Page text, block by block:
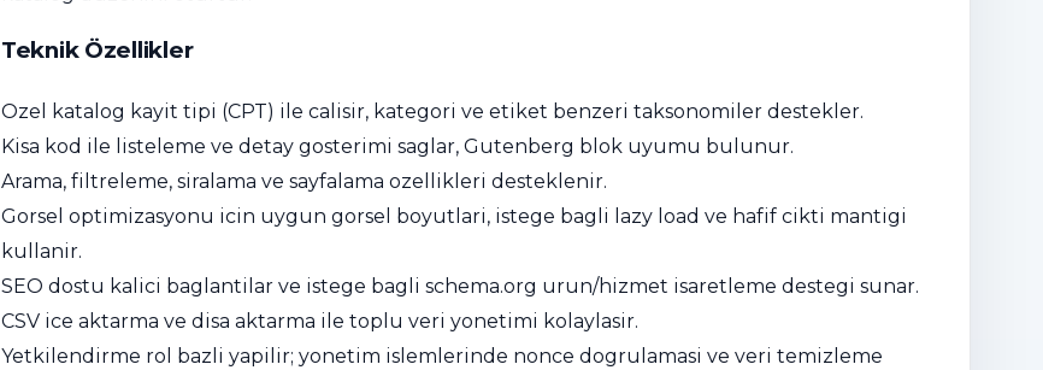
Teknik Özellikler
Ozel katalog kayit tipi (CPT) ile calisir, kategori ve etiket benzeri taksonomiler destekler.
Kisa kod ile listeleme ve detay gosterimi saglar, Gutenberg blok uyumu bulunur.
Arama, filtreleme, siralama ve sayfalama ozellikleri desteklenir.
Gorsel optimizasyonu icin uygun gorsel boyutlari, istege bagli lazy load ve hafif cikti mantigi
kullanir.
SEO dostu kalici baglantilar ve istege bagli schema.org urun/hizmet isaretleme destegi sunar.
CSV ice aktarma ve disa aktarma ile toplu veri yonetimi kolaylasir.
Yetkilendirme rol bazli yapilir; yonetim islemlerinde nonce dogrulamasi ve veri temizleme